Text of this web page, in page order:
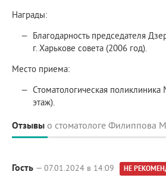
Награды:
Благодарность председателя
г. Харькове совета (2006 год).
Место приема:
Стоматологическая
этаж).
Отзывы о стоматологе Филиппова
Гость — 07.01.2024 в 14:09 НЕ